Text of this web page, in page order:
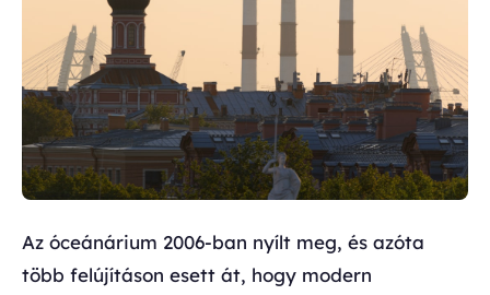
Az óceánárium 2006-ban nyílt meg, és azóta
több felújításon esett át, hogy modern